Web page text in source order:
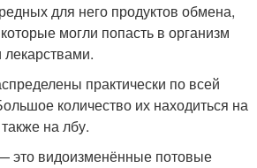
для него продуктов обмена,
могли попасть в организм
практически по всей
количество их находиться на
на лбу.
это видоизменённые потовые